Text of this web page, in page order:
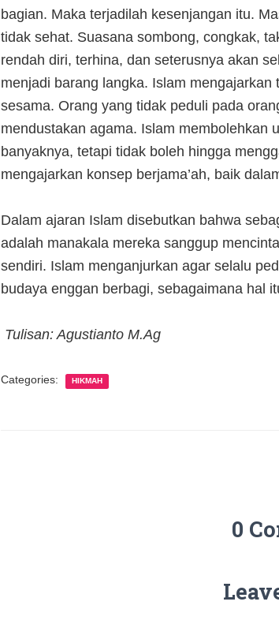
bagian. Maka terjadilah kesenjangan itu.
tidak sehat. Suasana sombong, congkak,
rendah diri, terhina, dan seterusnya akan
menjadi barang langka. Islam
sesama. Orang yang tidak peduli pada
mendustakan agama. Islam membolehkan
banyaknya, tetapi tidak boleh hingga
mengajarkan konsep berjama’ah, baik
Dalam ajaran Islam disebutkan bahwa
adalah manakala mereka sanggup
sendiri. Islam menganjurkan agar selalu
budaya enggan berbagi, sebagaimana hal
Tulisan: Agustianto M.Ag
Categories: HIKMAH
0